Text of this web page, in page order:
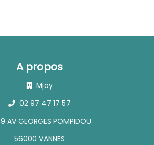
A propos
Mjoy
02 97 47 17 57
9 AV GEORGES POMPIDOU
56000 VANNES